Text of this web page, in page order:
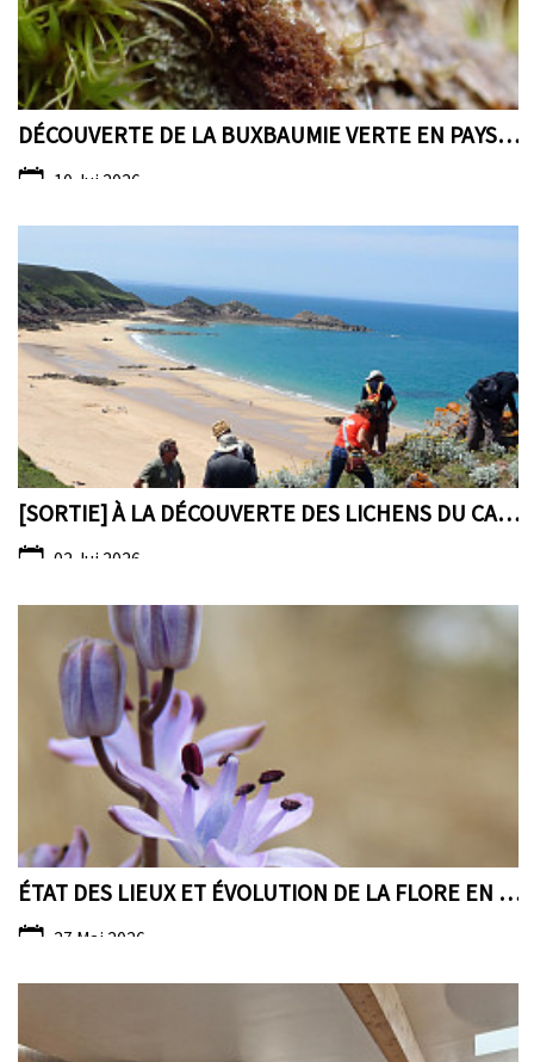
DÉCOUVERTE DE LA BUXBAUMIE VERTE EN PAYS DE LA LOI...
10 Jui 2026
[SORTIE] À LA DÉCOUVERTE DES LICHENS DU CAP D'ERQU...
02 Jui 2026
ÉTAT DES LIEUX ET ÉVOLUTION DE LA FLORE EN MAINE-E...
27 Mai 2026